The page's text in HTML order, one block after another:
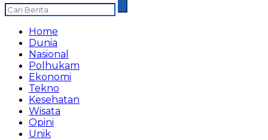
Home
Dunia
Nasional
Polhukam
Ekonomi
Tekno
Kesehatan
Wisata
Opini
Unik